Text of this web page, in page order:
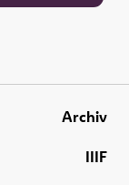
Archiv
IIIF